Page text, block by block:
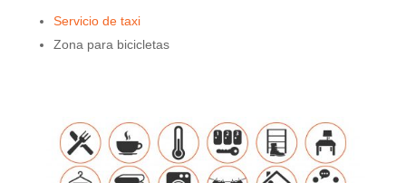
Servicio de taxi
Zona para bicicletas